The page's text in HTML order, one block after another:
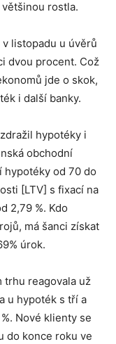
většinou rostla.
listopadu u úvěrů
dvou procent. Což
jde o skok,
i další banky.
hypotéky i
obchodní
hypotéky od 70 do
[LTV] s fixací na
2,79 %. Kdo
má šanci získat
úrok.
trhu reagovala už
u hypoték s tří a
Nové klienty se
do konce roku ve